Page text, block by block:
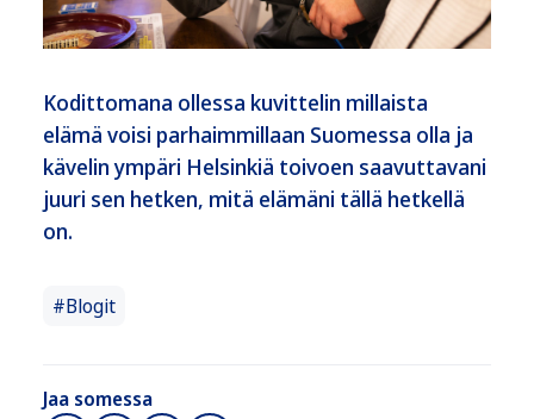
Kodittomana ollessa kuvittelin millaista
elämä voisi parhaimmillaan Suomessa olla ja
kävelin ympäri Helsinkiä toivoen saavuttavani
juuri sen hetken, mitä elämäni tällä hetkellä
on.
#Blogit
Jaa somessa